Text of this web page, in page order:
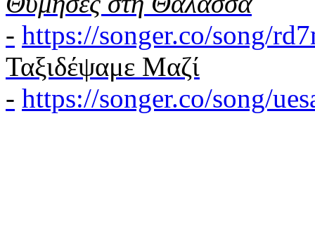
- https://songer.co/song/
Ταξιδέψαμε Μαζί
- https://songer.co/song/